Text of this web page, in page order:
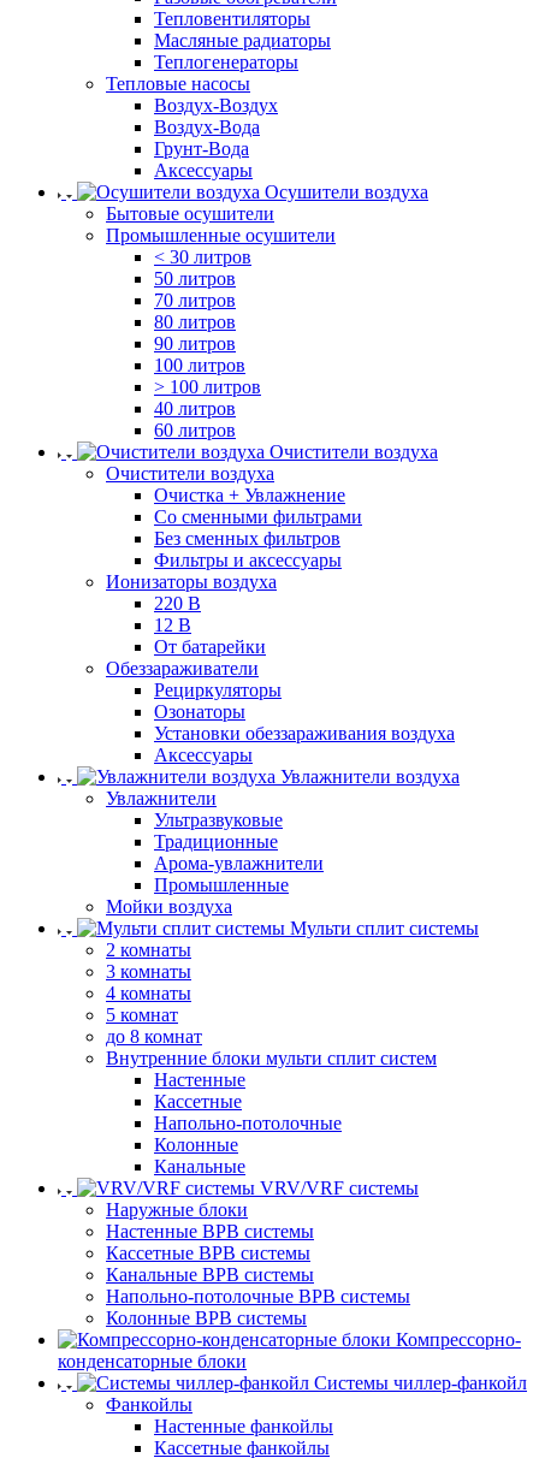
Тепловентиляторы
Масляные радиаторы
Теплогенераторы
Тепловые насосы
Воздух-Воздух
Воздух-Вода
Грунт-Вода
Аксессуары
Осушители воздуха
Бытовые осушители
Промышленные осушители
< 30 литров
50 литров
70 литров
80 литров
90 литров
100 литров
> 100 литров
40 литров
60 литров
Очистители воздуха
Очистители воздуха
Очистка + Увлажнение
Cо сменными фильтрами
Без сменных фильтров
Фильтры и аксессуары
Ионизаторы воздуха
220 В
12 В
От батарейки
Обеззараживатели
Рециркуляторы
Озонаторы
Установки обеззараживания воздуха
Аксессуары
Увлажнители воздуха
Увлажнители
Ультразвуковые
Традиционные
Арома-увлажнители
Промышленные
Мойки воздуха
Мульти сплит системы
2 комнаты
3 комнаты
4 комнаты
5 комнат
до 8 комнат
Внутренние блоки мульти сплит систем
Настенные
Кассетные
Напольно-потолочные
Колонные
Канальные
VRV/VRF системы
Наружные блоки
Настенные ВРВ системы
Кассетные ВРВ системы
Канальные ВРВ системы
Напольно-потолочные ВРВ системы
Колонные ВРВ системы
Компрессорно-
конденсаторные блоки
Системы чиллер-фанкойл
Фанкойлы
Настенные фанкойлы
Кассетные фанкойлы